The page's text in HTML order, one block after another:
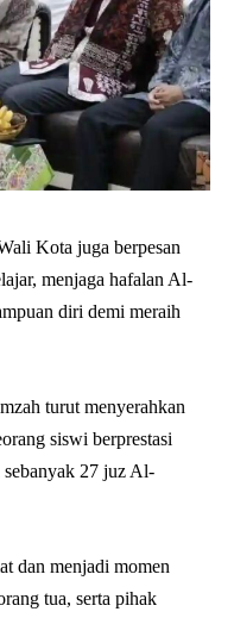
Kota juga berpesan
menjaga hafalan Al-
diri demi meraih
turut menyerahkan
siswi berprestasi
sebanyak 27 juz Al-
dan menjadi momen
tua, serta pihak